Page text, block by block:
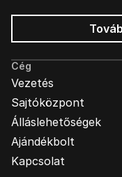
Cég
Vezetés
Sajtóközpont
Álláslehetőségek
Ajándékbolt
Kapcsolat